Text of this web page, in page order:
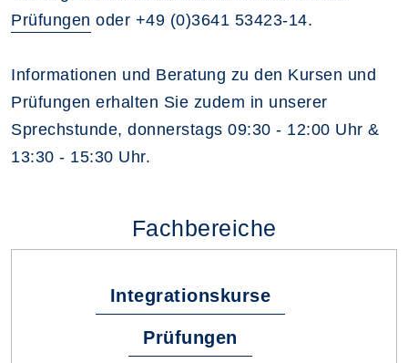
Prüfungen oder +49 (0)3641 53423-14.
Informationen und Beratung zu den Kursen und
Prüfungen erhalten Sie zudem in unserer
Sprechstunde, donnerstags 09:30 - 12:00 Uhr &
13:30 - 15:30 Uhr.
Fachbereiche
Integrationskurse
Prüfungen